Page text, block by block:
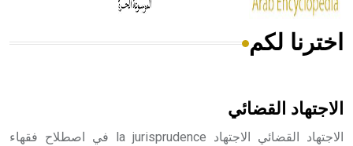
هل تعلم أن الأبسيد كلمة فرنسية اللفظ تم اعتمادها مصطلحاً
اخترنا لكم
الاجتهاد القضائي
الاجتهاد القضائي الاجتهاد la jurisprudence في اصطلاح فقهاء